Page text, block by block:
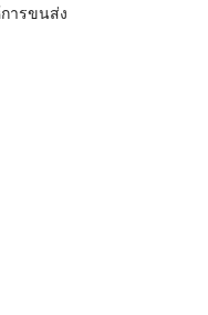
ารขนส่ง